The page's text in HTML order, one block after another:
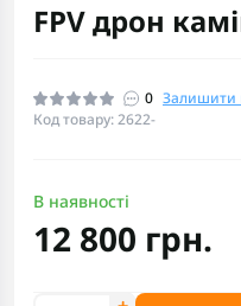
FPV дрон
0 Залишити
Код товару: 2622-
В наявності
12 800 грн.